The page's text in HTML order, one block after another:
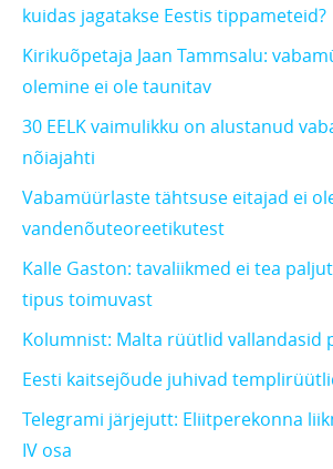
kuidas jagatakse Eestis tippameteid?
Kirikuõpetaja Jaan Tammsalu:
olemine ei ole taunitav
30 EELK vaimulikku on alustanud
nõiajahti
Vabamüürlaste tähtsuse eitajad ei
vandenõuteoreetikutest
Kalle Gaston: tavaliikmed ei tea
tipus toimuvast
Kolumnist: Malta rüütlid vallandasid
Eesti kaitsejõude juhivad
Telegrami järjejutt: Eliitperekonna
IV osa